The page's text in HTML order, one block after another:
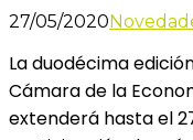
27/05/2020
La duodécima
Cámara de la
extenderá hasta el